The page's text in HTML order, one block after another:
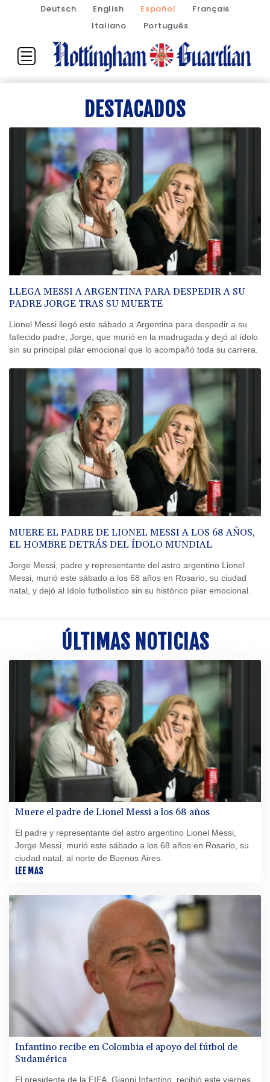
Deutsch English Español
Français
Italiano
Português
DESTACADOS
LLEGA MESSI A ARGENTINA PARA DESPEDIR A SU
PADRE JORGE TRAS SU MUERTE
Lionel Messi llegó este sábado a Argentina para despedir a su
fallecido padre, Jorge, que murió en la madrugada y dejó al ídolo
sin su principal pilar emocional que lo acompañó toda su carrera.
MUERE EL PADRE DE LIONEL MESSI A LOS 68 AÑOS,
EL HOMBRE DETRÁS DEL ÍDOLO MUNDIAL
Jorge Messi, padre y representante del astro argentino Lionel
Messi, murió este sábado a los 68 años en Rosario, su ciudad
natal, y dejó al ídolo futbolístico sin su histórico pilar emocional.
ÚLTIMAS NOTICIAS
Muere el padre de Lionel Messi a los 68 años
El padre y representante del astro argentino Lionel Messi,
Jorge Messi, murió este sábado a los 68 años en Rosario, su
ciudad natal, al norte de Buenos Aires.
LEE MAS
Infantino recibe en Colombia el apoyo del fútbol de
Sudamérica
El presidente de la FIFA, Gianni Infantino, recibió este viernes